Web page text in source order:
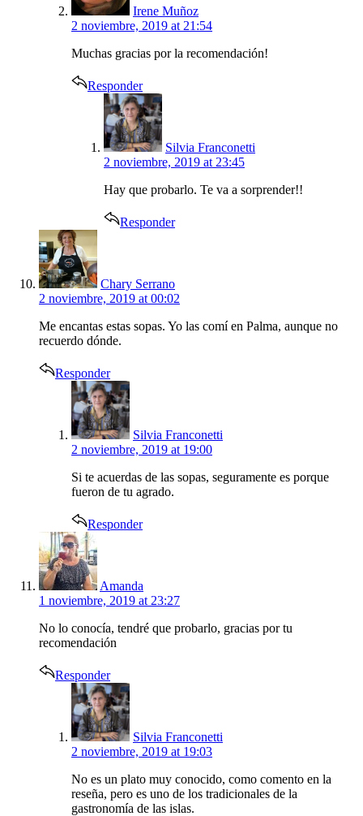
Irene Muñoz
2 noviembre, 2019 at 21:54
Muchas gracias por la recomendación!
Responder
says:
Silvia Franconetti
2 noviembre, 2019 at 23:45
Hay que probarlo. Te va a sorprender!!
Responder
says:
Chary Serrano
2 noviembre, 2019 at 00:02
Me encantas estas sopas. Yo las comí en Palma, aunque no
recuerdo dónde.
Responder
says:
Silvia Franconetti
2 noviembre, 2019 at 19:00
Si te acuerdas de las sopas, seguramente es porque
fueron de tu agrado.
Responder
Amanda
1 noviembre, 2019 at 23:27
No lo conocía, tendré que probarlo, gracias por tu
recomendación
Responder
says:
Silvia Franconetti
2 noviembre, 2019 at 19:03
No es un plato muy conocido, como comento en la
reseña, pero es uno de los tradicionales de la
gastronomía de las islas.